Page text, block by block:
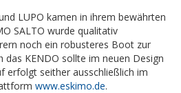
LUPO kamen in ihrem bewährten
SALTO wurde qualitativ
noch ein robusteres Boot zur
das KENDO sollte im neuen Design
erfolgt seither ausschließlich im
www.eskimo.de.